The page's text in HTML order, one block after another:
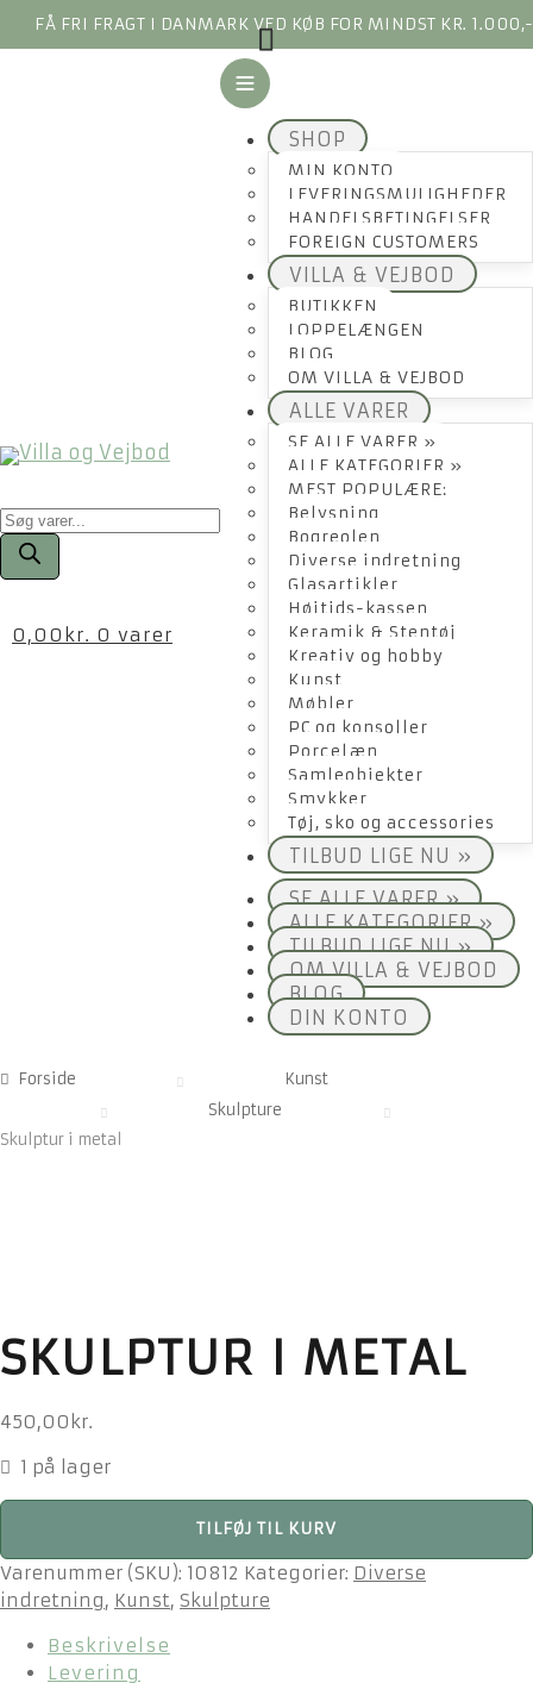
FÅ FRI FRAGT I DANMARK VED KØB FOR MINDST KR. 1.000,-
Products
search
0,00 kr. 0 varer
SHOP
MIN KONTO
LEVERINGSMULIGHEDER
HANDELSBETINGELSER
FOREIGN CUSTOMERS
VILLA & VEJBOD
BUTIKKEN
LOPPELÆNGEN
BLOG
OM VILLA & VEJBOD
ALLE VARER
SE ALLE VARER »
ALLE KATEGORIER »
MEST POPULÆRE:
Belysning
Bogreolen
Diverse indretning
Glasartikler
Højtids-kassen
Keramik & Stentøj
Kreativ og hobby
Kunst
Møbler
PC og konsoller
Porcelæn
Samleobjekter
Smykker
Tøj, sko og accessories
TILBUD LIGE NU »
SE ALLE VARER »
ALLE KATEGORIER »
TILBUD LIGE NU »
OM VILLA & VEJBOD
BLOG
DIN KONTO
Forside
Kunst
Skulpture
Skulptur i metal
SKULPTUR I METAL
450,00 kr.
1 på lager
Skulptur
metal
antal
TILFØJ TIL KURV
Varenummer (SKU): 10812 Kategorier: Diverse
indretning, Kunst, Skulpture
Beskrivelse
Levering